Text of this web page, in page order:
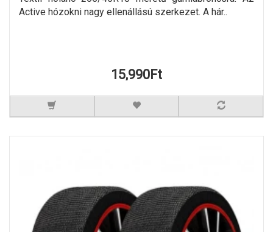
Active hózokni nagy ellenállású szerkezet. A hár..
15,990Ft